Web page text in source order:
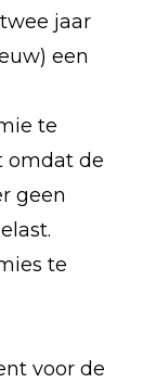
jaar
een
te
omdat de
geen
te
voor de